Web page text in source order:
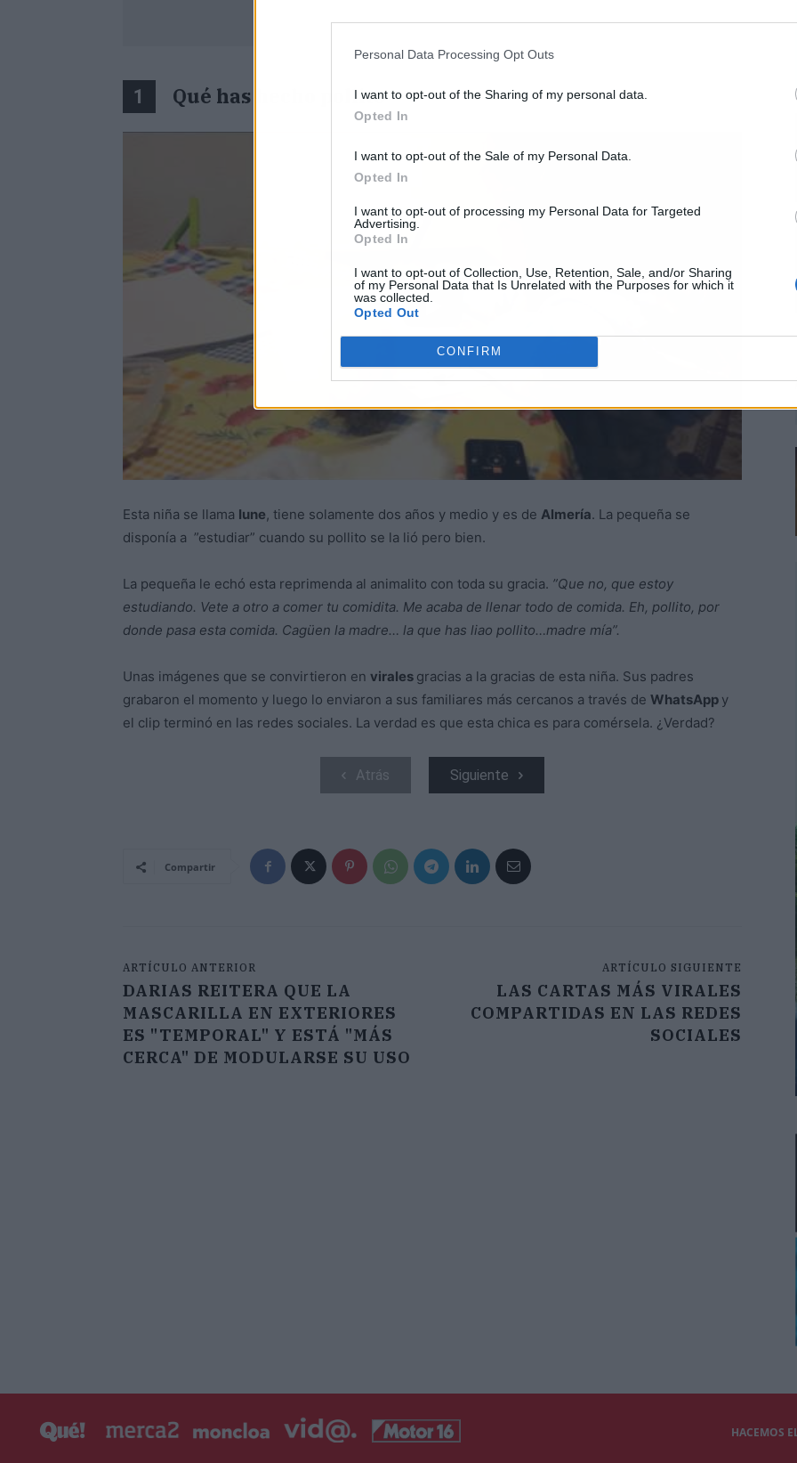
Personal Data Processing Opt Outs
I want to opt-out of the Sharing of my personal data.
Opted In
I want to opt-out of the Sale of my Personal Data.
Opted In
I want to opt-out of processing my Personal Data for Targeted
Advertising.
Opted In
I want to opt-out of Collection, Use, Retention, Sale, and/or Sharing
of my Personal Data that Is Unrelated with the Purposes for which it
was collected.
Opted Out
CONFIRM
1 Qué has hecho pollito
Esta niña se llama Iune, tiene solamente dos años y medio y es de Almería. La pequeña se
disponía a ”estudiar” cuando su pollito se la lió pero bien.
La pequeña le echó esta reprimenda al animalito con toda su gracia. ”Que no, que estoy
estudiando. Vete a otro a comer tu comidita. Me acaba de llenar todo de comida. Eh, pollito, por
donde pasa esta comida. Cagüen la madre… la que has liao pollito…madre mía”.
Unas imágenes que se convirtieron en virales gracias a la gracias de esta niña. Sus padres
grabaron el momento y luego lo enviaron a sus familiares más cercanos a través de WhatsApp y
el clip terminó en las redes sociales. La verdad es que esta chica es para comérsela. ¿Verdad?
Atrás Siguiente
Compartir
ARTÍCULO ANTERIOR
DARIAS REITERA QUE LA
MASCARILLA EN EXTERIORES
ES "TEMPORAL" Y ESTÁ "MÁS
CERCA" DE MODULARSE SU USO
ARTÍCULO SIGUIENTE
LAS CARTAS MÁS VIRALES
COMPARTIDAS EN LAS REDES
SOCIALES
HACEMOS